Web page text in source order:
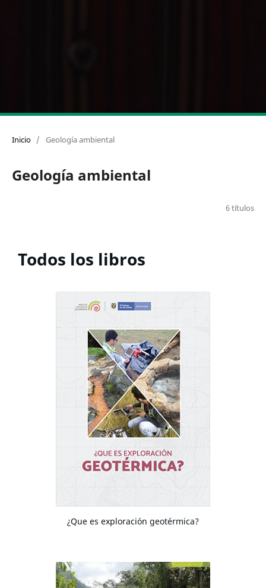
Inicio / Geología ambiental
Geología ambiental
6 títulos
Todos los libros
¿Que es exploración geotérmica?